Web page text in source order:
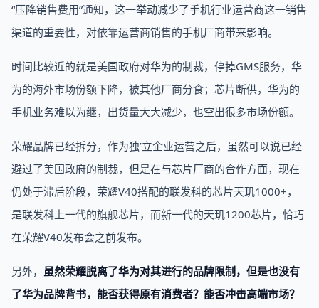
“压降销售费用”通知，这一举动减少了手机行业运营商这一销售
渠道的重要性，对依靠运营商销售的手机厂商带来影响。
时间比较近的就是美国政府对华为的制裁，停掉GMS服务，华
为的海外市场份额下降，被其他厂商分食；芯片断供，华为的
手机业务难以为继，出货量大大减少，也空出很多市场份额。
荣耀品牌已经拆分，作为独’立企业运营之后，虽然可以说已经
避过了美国政府的制裁，但是在与芯片厂商的合作方面，现在
仍处于滞后阶段，荣耀V40搭配的联发科的芯片天玑1000+，
是联发科上一代的旗舰芯片，而新一代的天玑1200芯片，恰巧
在荣耀V40发布会之前发布。
另外， 虽然荣耀脱离了华为对其进行的品牌限制，但是也没有
了华为品牌背书，能否获得原有消费者？能否冲击高端市场？